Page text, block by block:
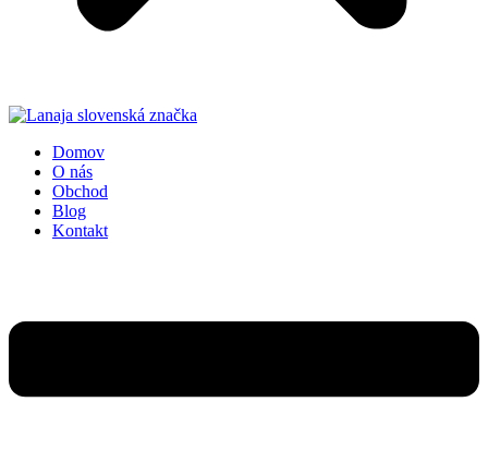
Domov
O nás
Obchod
Blog
Kontakt